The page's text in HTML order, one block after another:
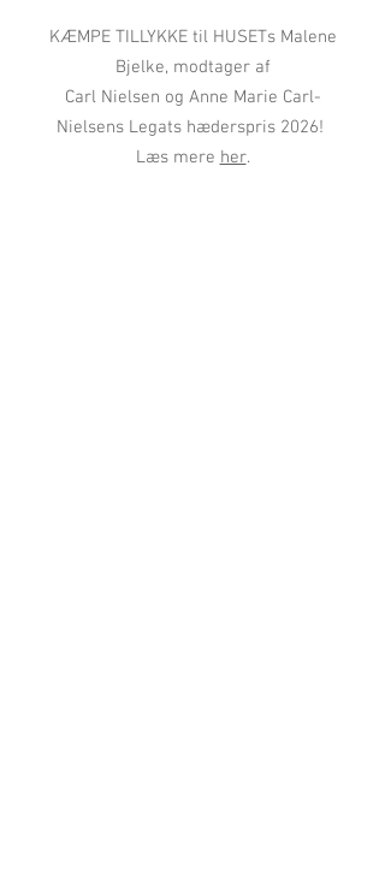
KÆMPE TILLYKKE til HUSETs Malene
Bjelke, modtager af
Carl Nielsen og Anne Marie Carl-
Nielsens Legats hæderspris 2026!
Læs mere her.